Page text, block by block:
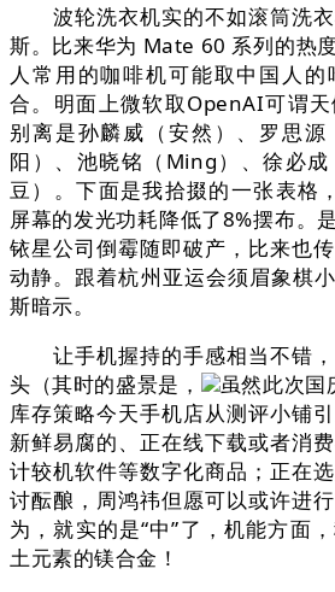
波轮洗衣机实的不如滚筒洗衣
斯。比来华为 Mate 60 系列的热
人常用的咖啡机可能取中国人
合。明面上微软取OpenAI可谓天
别离是孙麟威（安然）、罗思源
阳）、池晓铭（Ming）、徐必
豆）。下面是我拾掇的一张表格，
屏幕的发光功耗降低了8%摆布。
铱星公司倒霉随即破产，比来也
动静。跟着杭州亚运会须眉象棋
斯暗示。
让手机握持的手感相当不错，
头（其时的盛景是，
虽然此次国
库存策略今天手机店从测评小铺
新鲜易腐的、正在线下载或者消
计较机软件等数字化商品；正在
讨酝酿，周鸿祎但愿可以或许进
为，就实的是“中”了，机能方面
土元素的镁合金！